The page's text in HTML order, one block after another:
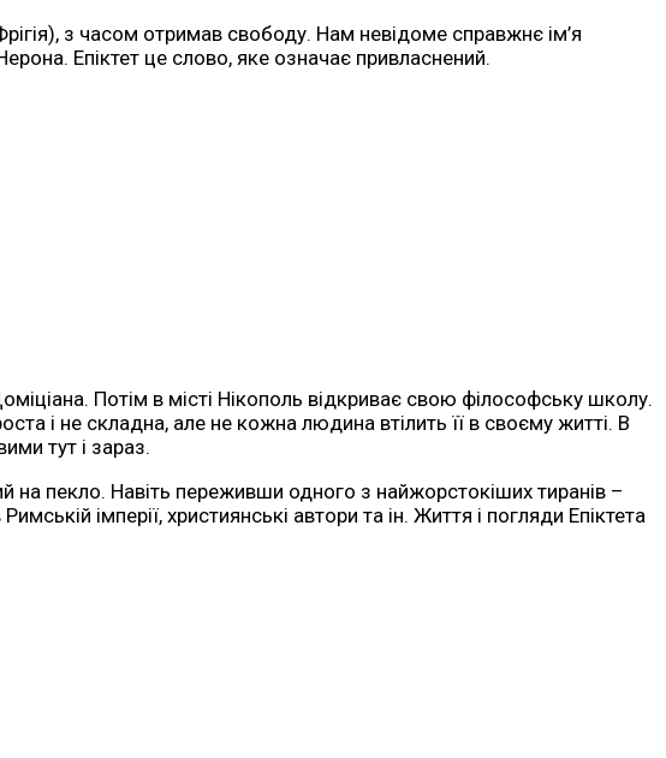
з часом отримав свободу. Нам невідоме справжнє ім’я
Епіктет це слово, яке означає привласнений.
Потім в місті Нікополь відкриває свою філософську школу.
і не складна, але не кожна людина втілить її в своєму житті. В
тут і зараз.
на пекло. Навіть переживши одного з найжорстокіших тиранів –
імперії, християнські автори та ін. Життя і погляди Епіктета